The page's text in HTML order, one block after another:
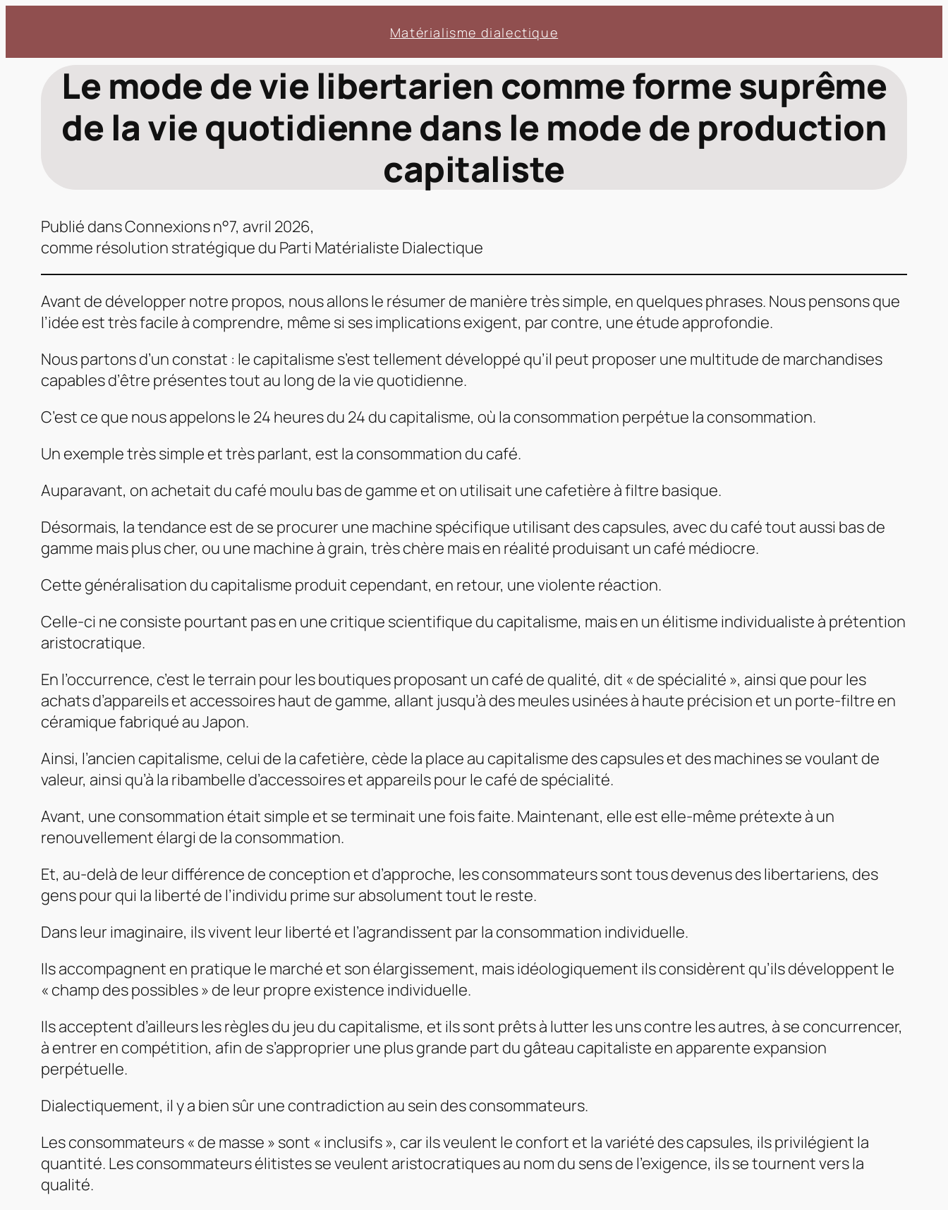
contenu
Matérialisme dialectique
Le mode de vie libertarien comme forme suprême
de la vie quotidienne dans le mode de production
capitaliste
Publié dansConnexionsn°7, avril 2026,
comme résolution stratégique du Parti Matérialiste Dialectique
Avant de développer notre propos, nous allons le résumer de manière très simple, en quelques phrases. Nous pensons que
l’idée est très facile à comprendre, même si ses implications exigent, par contre, une étude approfondie.
Nous partons d’un constat : le capitalisme s’est tellement développé qu’il peut proposer une multitude de marchandises
capables d’être présentes tout au long de la vie quotidienne.
C’est ce que nous appelons le 24 heures du 24 du capitalisme, où la consommation perpétue la consommation.
Un exemple très simple et très parlant, est la consommation du café.
Auparavant, on achetait du café moulu bas de gamme et on utilisait une cafetière à filtre basique.
Désormais, la tendance est de se procurer une machine spécifique utilisant des capsules, avec du café tout aussi bas de
gamme mais plus cher, ou une machine à grain, très chère mais en réalité produisant un café médiocre.
Cette généralisation du capitalisme produit cependant, en retour, une violente réaction.
Celle-ci ne consiste pourtant pas en une critique scientifique du capitalisme, mais en un élitisme individualiste à prétention
aristocratique.
En l’occurrence, c’est le terrain pour les boutiques proposant un café de qualité, dit « de spécialité », ainsi que pour les
achats d’appareils et accessoires haut de gamme, allant jusqu’à des meules usinées à haute précision et un porte-filtre en
céramique fabriqué au Japon.
Ainsi, l’ancien capitalisme, celui de la cafetière, cède la place au capitalisme des capsules et des machines se voulant de
valeur, ainsi qu’à la ribambelle d’accessoires et appareils pour le café de spécialité.
Avant, une consommation était simple et se terminait une fois faite. Maintenant, elle est elle-même prétexte à un
renouvellement élargi de la consommation.
Et, au-delà de leur différence de conception et d’approche, les consommateurs sont tous devenus des libertariens, des
gens pour qui la liberté de l’individu prime sur absolument tout le reste.
Dans leur imaginaire, ils vivent leur liberté et l’agrandissent par la consommation individuelle.
Ils accompagnent en pratique le marché et son élargissement, mais idéologiquement ils considèrent qu’ils développent le
« champ des possibles » de leur propre existence individuelle.
Ils acceptent d’ailleurs les règles du jeu du capitalisme, et ils sont prêts à lutter les uns contre les autres, à se concurrencer,
à entrer en compétition, afin de s’approprier une plus grande part du gâteau capitaliste en apparente expansion
perpétuelle.
Dialectiquement, il y a bien sûr une contradiction au sein des consommateurs.
Les consommateurs « de masse » sont « inclusifs », car ils veulent le confort et la variété des capsules, ils privilégient la
quantité. Les consommateurs élitistes se veulent aristocratiques au nom du sens de l’exigence, ils se tournent vers la
qualité.